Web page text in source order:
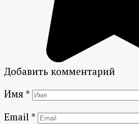
Добавить комментарий
Имя *
Email *